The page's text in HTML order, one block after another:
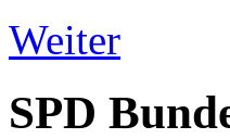
Weiter
SPD